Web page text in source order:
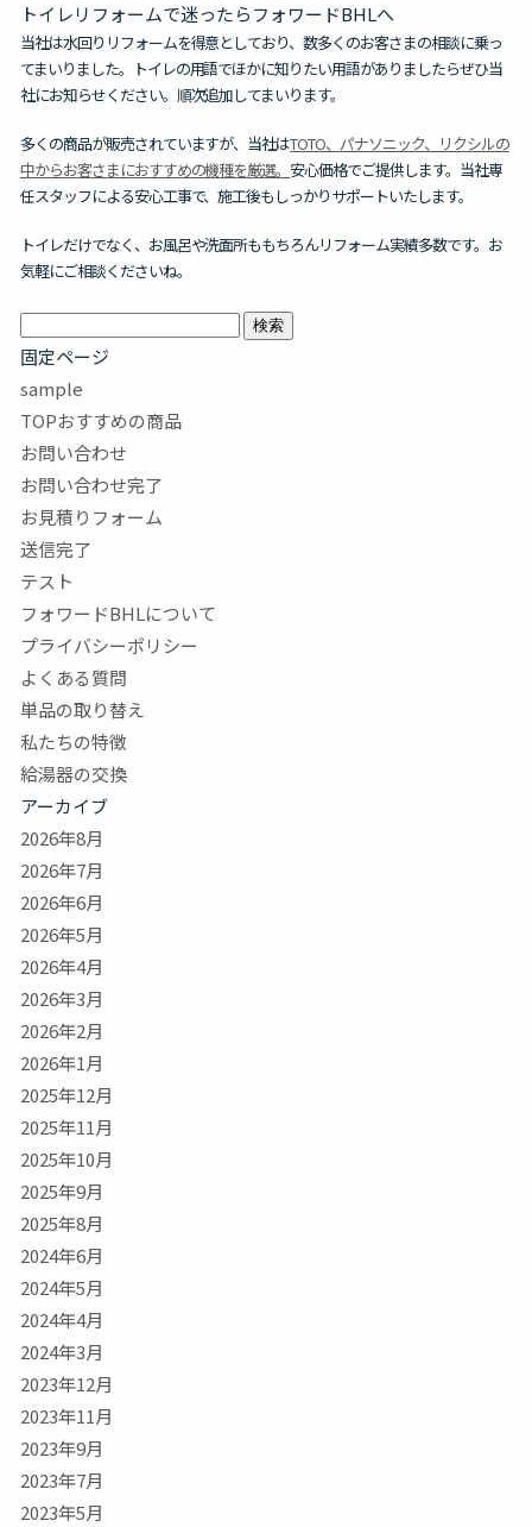
トイレリフォームで迷ったらフォワードBHLへ
当社は水回りリフォームを得意としており、数多くのお客さまの相談に乗っ
てまいりました。トイレの用語でほかに知りたい用語がありましたらぜひ当
社にお知らせください。順次追加してまいります。
多くの商品が販売されていますが、当社はTOTO、パナソニック、リクシルの
中からお客さまにおすすめの機種を厳選。 安心価格でご提供します。当社専
任スタッフによる安心工事で、施工後もしっかりサポートいたします。
トイレだけでなく、お風呂や洗面所ももちろんリフォーム実績多数です。お
気軽にご相談くださいね。
検
索:
固定ページ
sample
TOPおすすめの商品
お問い合わせ
お問い合わせ完了
お見積りフォーム
送信完了
テスト
フォワードBHLについて
プライバシーポリシー
よくある質問
単品の取り替え
私たちの特徴
給湯器の交換
アーカイブ
2026年8月
2026年7月
2026年6月
2026年5月
2026年4月
2026年3月
2026年2月
2026年1月
2025年12月
2025年11月
2025年10月
2025年9月
2025年8月
2024年6月
2024年5月
2024年4月
2024年3月
2023年12月
2023年11月
2023年9月
2023年7月
2023年5月